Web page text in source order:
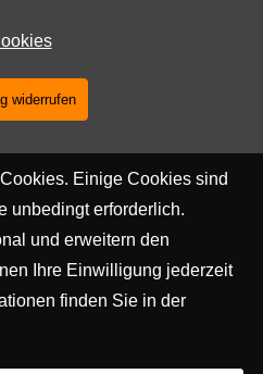
widerrufen
Einige Cookies sind
unbedingt erforderlich.
und erweitern den
Ihre Einwilligung jederzeit
finden Sie in der